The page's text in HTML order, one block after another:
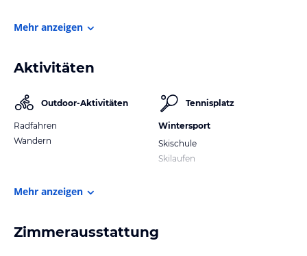
Mehr anzeigen
Aktivitäten
Outdoor-Aktivitäten
Radfahren
Wandern
Tennisplatz
Wintersport
Skischule
Skilaufen
Mehr anzeigen
Zimmerausstattung